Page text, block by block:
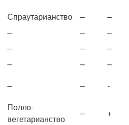
Спраутарианство –
–
– –
–
– –
–
– –
–
– – -
Полло-
вегетарианство
–
+